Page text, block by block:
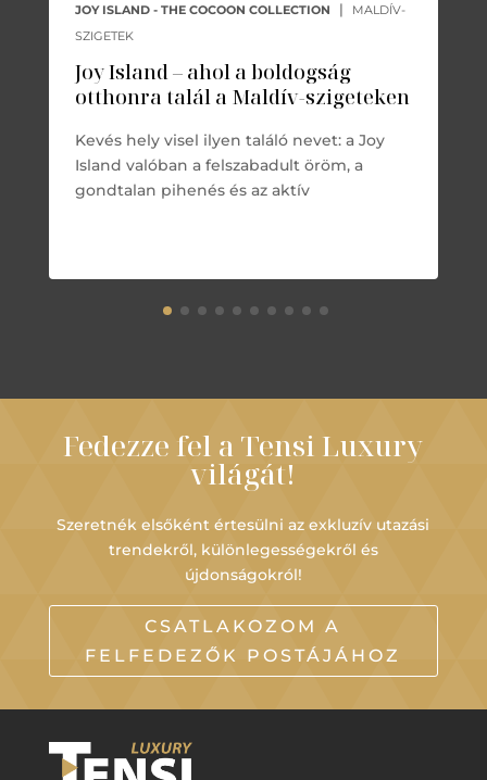
Joy Island – ahol a boldogság
otthonra talál a Maldív-szigeteken
JOY ISLAND - THE COCOON COLLECTION |
MALDÍV-
SZIGETEK
Kevés hely visel ilyen találó nevet: a Joy
Island valóban a felszabadult öröm, a
gondtalan pihenés és az aktív
Fedezze fel a Tensi Luxury
világát!
Szeretnék elsőként értesülni az exkluzív utazási
trendekről, különlegességekről és
újdonságokról!
CSATLAKOZOM A
FELFEDEZŐK POSTÁJÁHOZ